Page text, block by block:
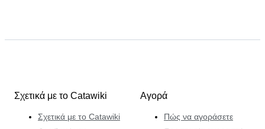
Σχετικά με το Catawiki
Σχετικά με το Catawiki
Αγορά
Πώς να αγοράσετε